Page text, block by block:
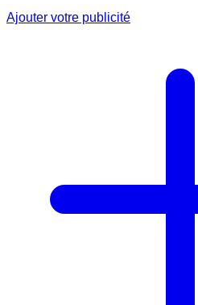
Ajouter votre publicité